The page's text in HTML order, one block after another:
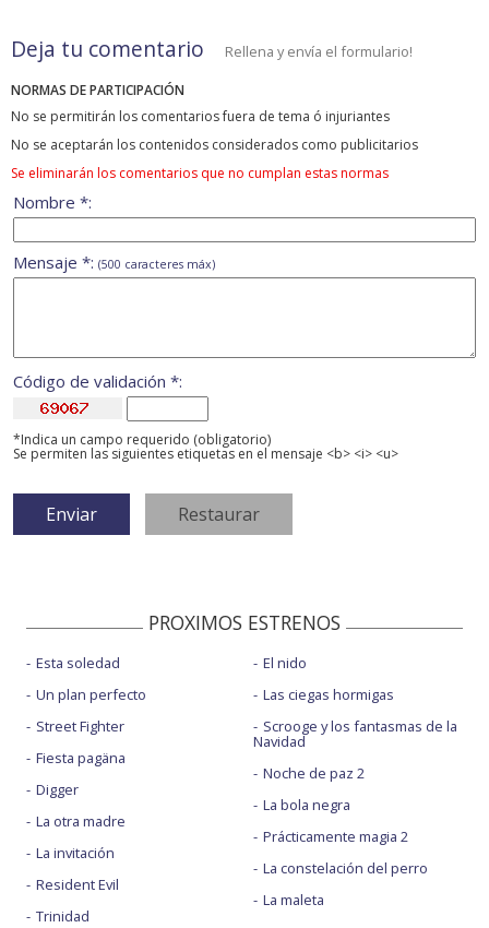
Deja tu comentario Rellena y envía el formulario!
NORMAS DE PARTICIPACIÓN
No se permitirán los comentarios fuera de tema ó injuriantes
No se aceptarán los contenidos considerados como publicitarios
Se eliminarán los comentarios que no cumplan estas normas
Nombre *:
Mensaje *: (500 caracteres máx)
Código de validación *:
*Indica un campo requerido (obligatorio)
Se permiten las siguientes etiquetas en el mensaje <b> <i> <u>
PROXIMOS ESTRENOS
Esta soledad
Un plan perfecto
Street Fighter
Fiesta pagäna
Digger
La otra madre
La invitación
Resident Evil
Trinidad
El nido
Las ciegas hormigas
Scrooge y los fantasmas de la
Navidad
Noche de paz 2
La bola negra
Prácticamente magia 2
La constelación del perro
La maleta